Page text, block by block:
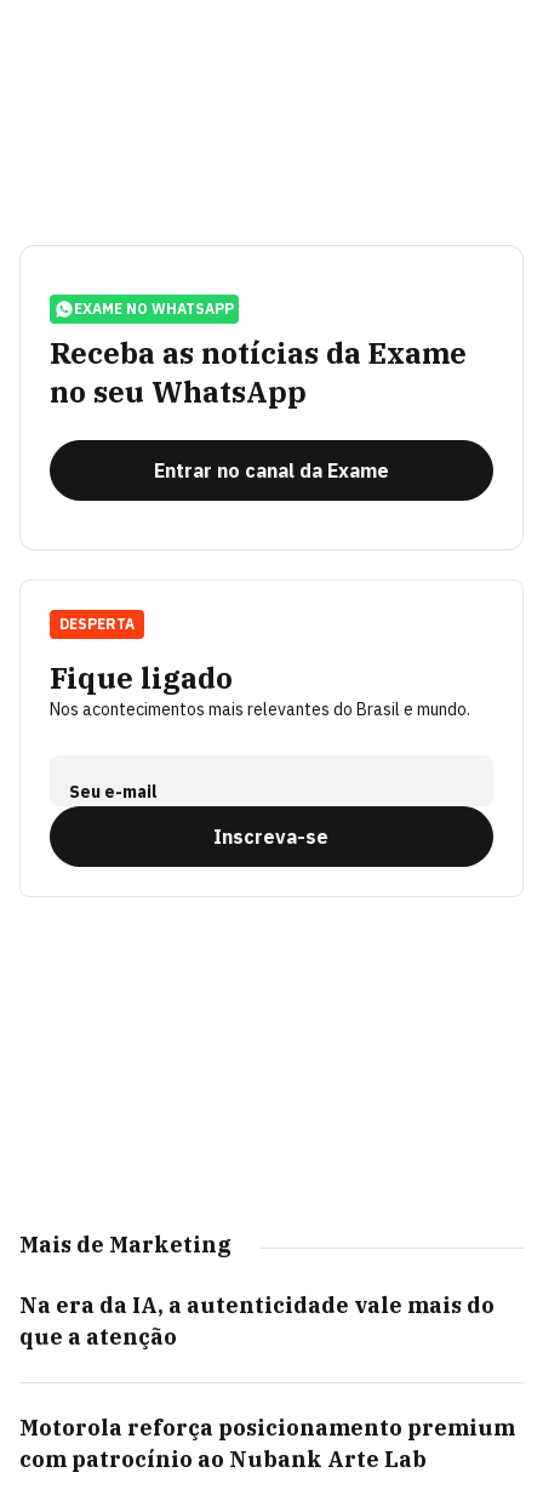
EXAME NO WHATSAPP
Receba as notícias da Exame
no seu WhatsApp
Entrar no canal da Exame
Fique ligado
Nos acontecimentos mais relevantes do Brasil e mundo.
Seu e-mail
Inscreva-se
DESPERTA
Mais de Marketing
Na era da IA, a autenticidade vale mais do
que a atenção
Motorola reforça posicionamento premium
com patrocínio ao Nubank Arte Lab